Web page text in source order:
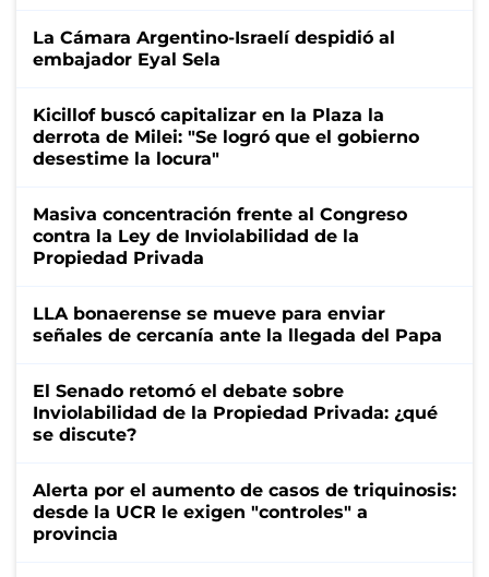
La Cámara Argentino-Israelí despidió al
embajador Eyal Sela
Kicillof buscó capitalizar en la Plaza la
derrota de Milei: "Se logró que el gobierno
desestime la locura"
Masiva concentración frente al Congreso
contra la Ley de Inviolabilidad de la
Propiedad Privada
LLA bonaerense se mueve para enviar
señales de cercanía ante la llegada del Papa
El Senado retomó el debate sobre
Inviolabilidad de la Propiedad Privada: ¿qué
se discute?
Alerta por el aumento de casos de triquinosis:
desde la UCR le exigen "controles" a
provincia